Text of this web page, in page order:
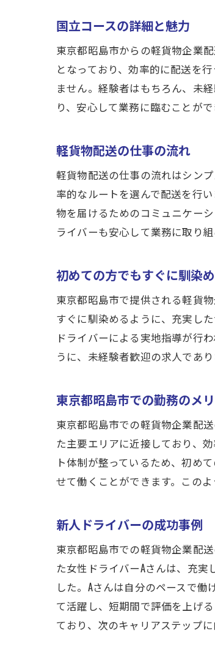
国立コースの詳細と魅力
東京都昭島市からの軽貨物企業
となっており、効率的に配送を
ません。経験者はもちろん、未
り、安心して業務に臨むことがで
軽貨物配送の仕事の流れ
軽貨物配送の仕事の流れはシン
率的なルートを選んで配送を行
物を届けるためのコミュニケー
ライバーも安心して業務に取り
初めての方でもすぐに馴染
東京都昭島市で提供される軽貨
すぐに馴染めるように、充実し
ドライバーによる実地指導が行
うに、未経験者歓迎の求人であ
東京都昭島市での勤務のメ
東京都昭島市での軽貨物企業配
た主要エリアに近接しており、
ト体制が整っているため、初め
せて働くことができます。この
新人ドライバーの成功事例
東京都昭島市での軽貨物企業配
た女性ドライバーAさんは、充
した。Aさんは自分のペースで
て活躍し、短期間で評価を上げ
ており、次のキャリアステップ